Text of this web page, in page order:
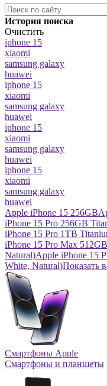
История поиска
Очистить
iphone 15
xiaomi
samsung galaxy
huawei
iphone 15
xiaomi
samsung galaxy
huawei
iphone 15
xiaomi
samsung galaxy
huawei
iphone 15
xiaomi
samsung galaxy
huawei
Apple iPhone 15 256GB
iPhone 15 Pro 256GB
iPhone 15 Pro 1TB
iPhone 15 Pro Max
Natural)Apple iPhone 15
White, Natural)Показать
Смартфоны Apple
Смартфоны и планшеты